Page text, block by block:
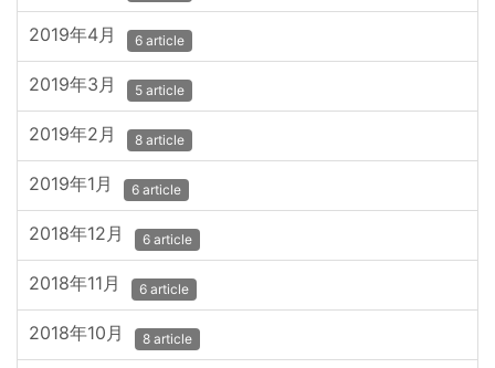
2019年4月 6 article
2019年3月 5 article
2019年2月 8 article
2019年1月 6 article
2018年12月 6 article
2018年11月 6 article
2018年10月 8 article